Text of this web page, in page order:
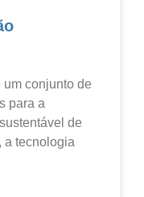
conjunto de
para a
de
a tecnologia